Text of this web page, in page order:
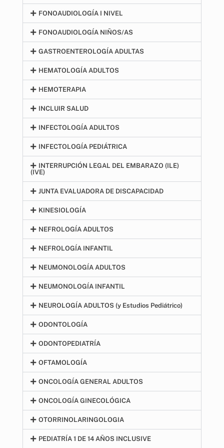
FONOAUDIOLOGÍA I NIVEL
FONOAUDIOLOGÍA NIÑOS/AS
GASTROENTEROLOGÍA ADULTAS
HEMATOLOGÍA ADULTOS
HEMOTERAPIA
INCLUIR SALUD
INFECTOLOGÍA ADULTOS
INFECTOLOGÍA PEDIÁTRICA
INTERRUPCIÓN LEGAL DEL EMBARAZO (ILE)
(IVE)
JUNTA EVALUADORA DE DISCAPACIDAD
KINESIOLOGÍA
NEFROLOGÍA ADULTOS
NEFROLOGÍA INFANTIL
NEUMONOLOGÍA ADULTOS
NEUMONOLOGÍA INFANTIL
NEUROLOGÍA ADULTOS (y Estudios Pediátrico)
ODONTOLOGÍA
ODONTOPEDIATRÍA
OFTAMOLOGÍA
ONCOLOGÍA GENERAL ADULTOS
ONCOLOGÍA GINECOLÓGICA
OTORRINOLARINGOLOGIA
PEDIATRÍA 1 DE 14 AÑOS INCLUSIVE